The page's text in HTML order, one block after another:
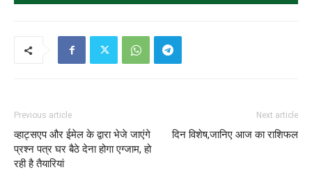
Previous article
व्हाट्सएप और ईमेल के द्वारा भेजे जाएंगे
प्रश्न पत्र घर बैठे देना होगा एग्जाम, हो
रही है तैयारियां
Next article
दिन विशेष,जानिए आज का राशिफल